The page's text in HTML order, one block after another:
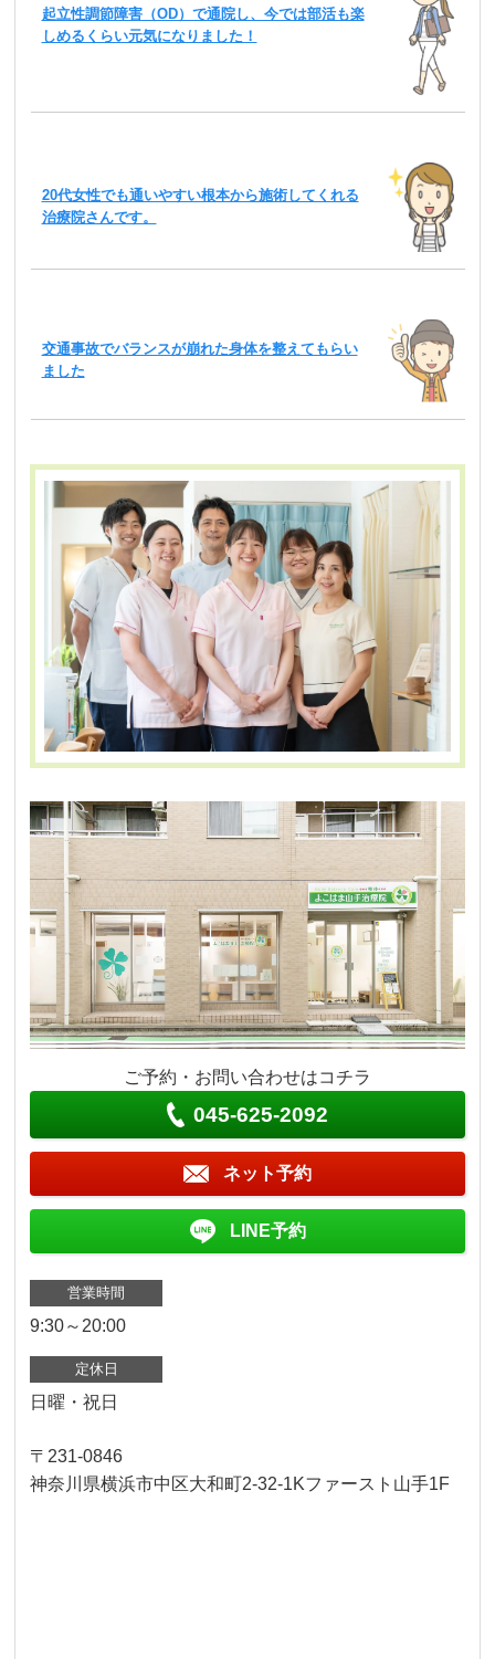
起立性調節障害（OD）で通院し、今では部活も楽
しめるくらい元気になりました！
20代女性でも通いやすい根本から施術してくれる
治療院さんです。
交通事故でバランスが崩れた身体を整えてもらい
ました
ご予約・お問い合わせはコチラ
045-625-2092
ネット予約
LINE予約
営業時間
9:30～20:00
定休日
日曜・祝日
〒231-0846
神奈川県横浜市中区大和町2-32-1Kファースト山手1F